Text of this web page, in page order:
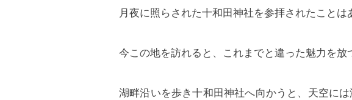
月夜に照らされた十和田神社を参拝されたことは
今この地を訪れると、これまでと違った魅力を放
湖畔沿いを歩き十和田神社へ向かうと、天空に